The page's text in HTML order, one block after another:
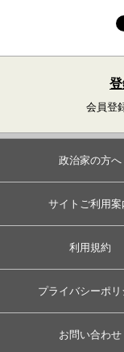
会員登
政治家の方へ
サイトご利用案
利用規約
プライバシーポリ
お問い合わせ